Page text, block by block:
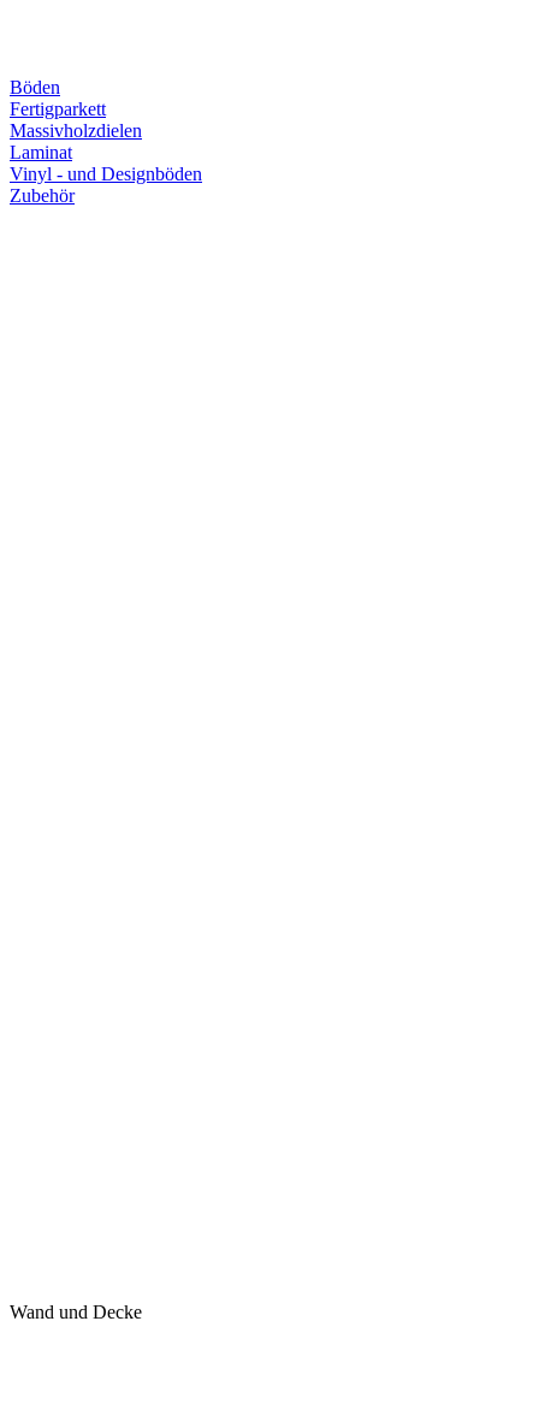
Böden
Fertigparkett
Massivholzdielen
Laminat
Vinyl - und Designböden
Zubehör
Wand und Decke